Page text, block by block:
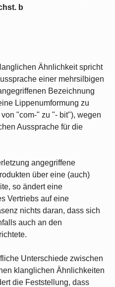
b
Ähnlichkeit spricht
einer mehrsilbigen
Bezeichnung
Lippenumformung zu
"com-" zu "- bit"), wegen
Aussprache für die
angegriffene
über eine (auch)
so ändert eine
Vertriebs auf eine
nichts daran, dass sich
auch an den
Unterschiede zwischen
klanglichen Ähnlichkeiten
die Feststellung, dass